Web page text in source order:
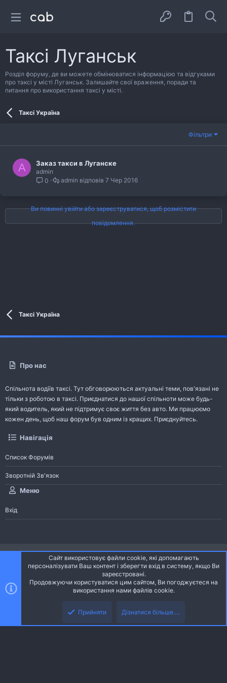
Таксі Луганськ
Розділ форуму, де ви можете обмінюватися інформацією та відгуками
про таксі у місті Луганськ. Залишайте свої враження, поради та
питання про використання таксі у місті.
Таксі Україна
Фільтри
A Заказ такси в Луганске
admin
0
7 Чер 2016
admin
Ви повинні увійти або зареєструватися, щоб розмістити
повідомлення.
Таксі Україна
Про нас
Спільнота водіїв таксі. Тут обговорюються актуальні теми, пов'язані не
тільки з роботою в таксі. Приєднатися до нашої спільноти може будь-
який водитель, який не підтримує своє життя без авто. Ми працюємо
кожен день, щоб наш форум був одним із кращих. Приєднуйтесь.
Навігація
Список Форумів
Зворотній Зв'язок
Меню
Вхід
Ніч
Українська (UA)
S
Community platform by XenForo® © 2010-2026 XenForo Ltd.
Community platform by XenForo © 2010-2022 XenForo Ltd. | dev: Pages
Сайт використовує файли cookie, які допомагають
персоналізувати Ваш контент і зберегти вхід в систему, якщо Ви
зареєстровані.
Продовжуючи користуватися цим сайтом, Ви погоджуєтеся на
використання нами файлів cookie.
Прийняти Дізнатися більше....